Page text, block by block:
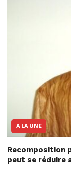
A LA UNE
Recomposition
peut se réduire